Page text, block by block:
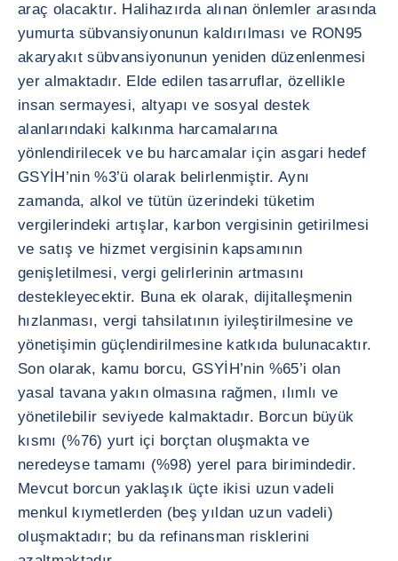
araç olacaktır. Halihazırda alınan önlemler arasında
yumurta sübvansiyonunun kaldırılması ve RON95
akaryakıt sübvansiyonunun yeniden düzenlenmesi
yer almaktadır. Elde edilen tasarruflar, özellikle
insan sermayesi, altyapı ve sosyal destek
alanlarındaki kalkınma harcamalarına
yönlendirilecek ve bu harcamalar için asgari hedef
GSYİH’nin %3’ü olarak belirlenmiştir. Aynı
zamanda, alkol ve tütün üzerindeki tüketim
vergilerindeki artışlar, karbon vergisinin getirilmesi
ve satış ve hizmet vergisinin kapsamının
genişletilmesi, vergi gelirlerinin artmasını
destekleyecektir. Buna ek olarak, dijitalleşmenin
hızlanması, vergi tahsilatının iyileştirilmesine ve
yönetişimin güçlendirilmesine katkıda bulunacaktır.
Son olarak, kamu borcu, GSYİH’nin %65’i olan
yasal tavana yakın olmasına rağmen, ılımlı ve
yönetilebilir seviyede kalmaktadır. Borcun büyük
kısmı (%76) yurt içi borçtan oluşmakta ve
neredeyse tamamı (%98) yerel para birimindedir.
Mevcut borcun yaklaşık üçte ikisi uzun vadeli
menkul kıymetlerden (beş yıldan uzun vadeli)
oluşmaktadır; bu da refinansman risklerini